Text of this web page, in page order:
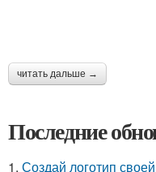
читать дальше →
Последние
1. Создай логотип